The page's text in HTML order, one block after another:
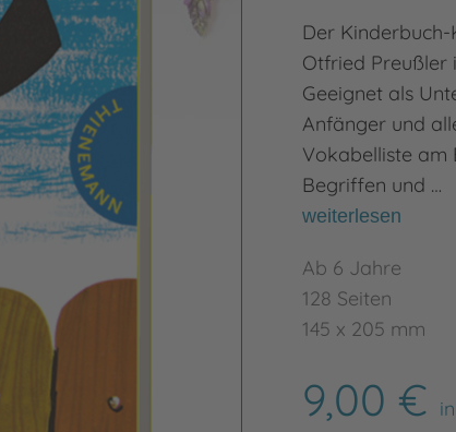
Der Kinderbuch-
Otfried Preußler
Geeignet als
Anfänger und
Vokabelliste am
Begriffen und …
weiterlesen
Ab 6 Jahre
128 Seiten
145 x 205 mm
9,00 €